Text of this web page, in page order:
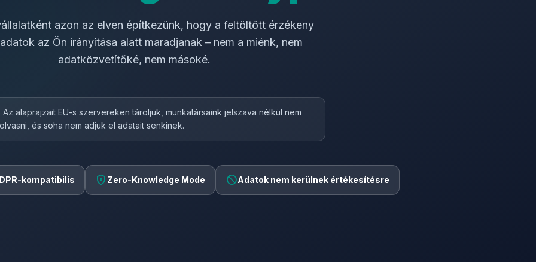
azon az elven építkezünk, hogy a feltöltött érzékeny
az Ön irányítása alatt maradjanak – nem a miénk, nem
adatközvetítőké, nem másoké.
Az alaprajzait EU-s szervereken tároljuk, munkatársaink jelszava nélkül nem
és soha nem adjuk el adatait senkinek.
kompatibilis encrypted Zero-Knowledge Mode blockAdatok nem kerülnek értékesítésre